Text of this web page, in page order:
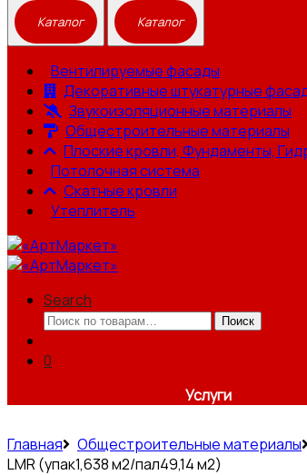
Вентилируемые фасады
Декоративные штукатурные
Звукоизоляционные материалы
Общестроительные материалы
Плоские кровли, Фундаменты,
Потолочная система
Скатные кровли
Утеплитель
Search
Искать:
Поиск
0
Услуги
Главная Общестроительные материалы
LMR (упак1,638 м2/пал49,14 м2)